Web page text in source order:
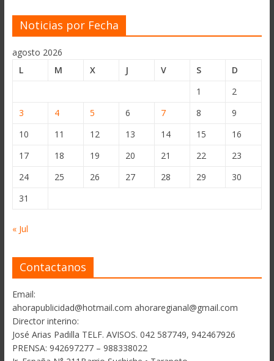
Noticias por Fecha
agosto 2026
L
M X J V S
D
1
2
3
4 5 6 7 8
9
10
11 12 13 14 15
16
17
18 19 20 21 22
23
24
25 26 27 28 29
30
31
« Jul
Contactanos
Email:
ahorapublicidad@hotmail.com ahoraregianal@gmail.com
Director interino:
José Arias Padilla TELF. AVISOS. 042 587749, 942467926
PRENSA: 942697277 – 988338022